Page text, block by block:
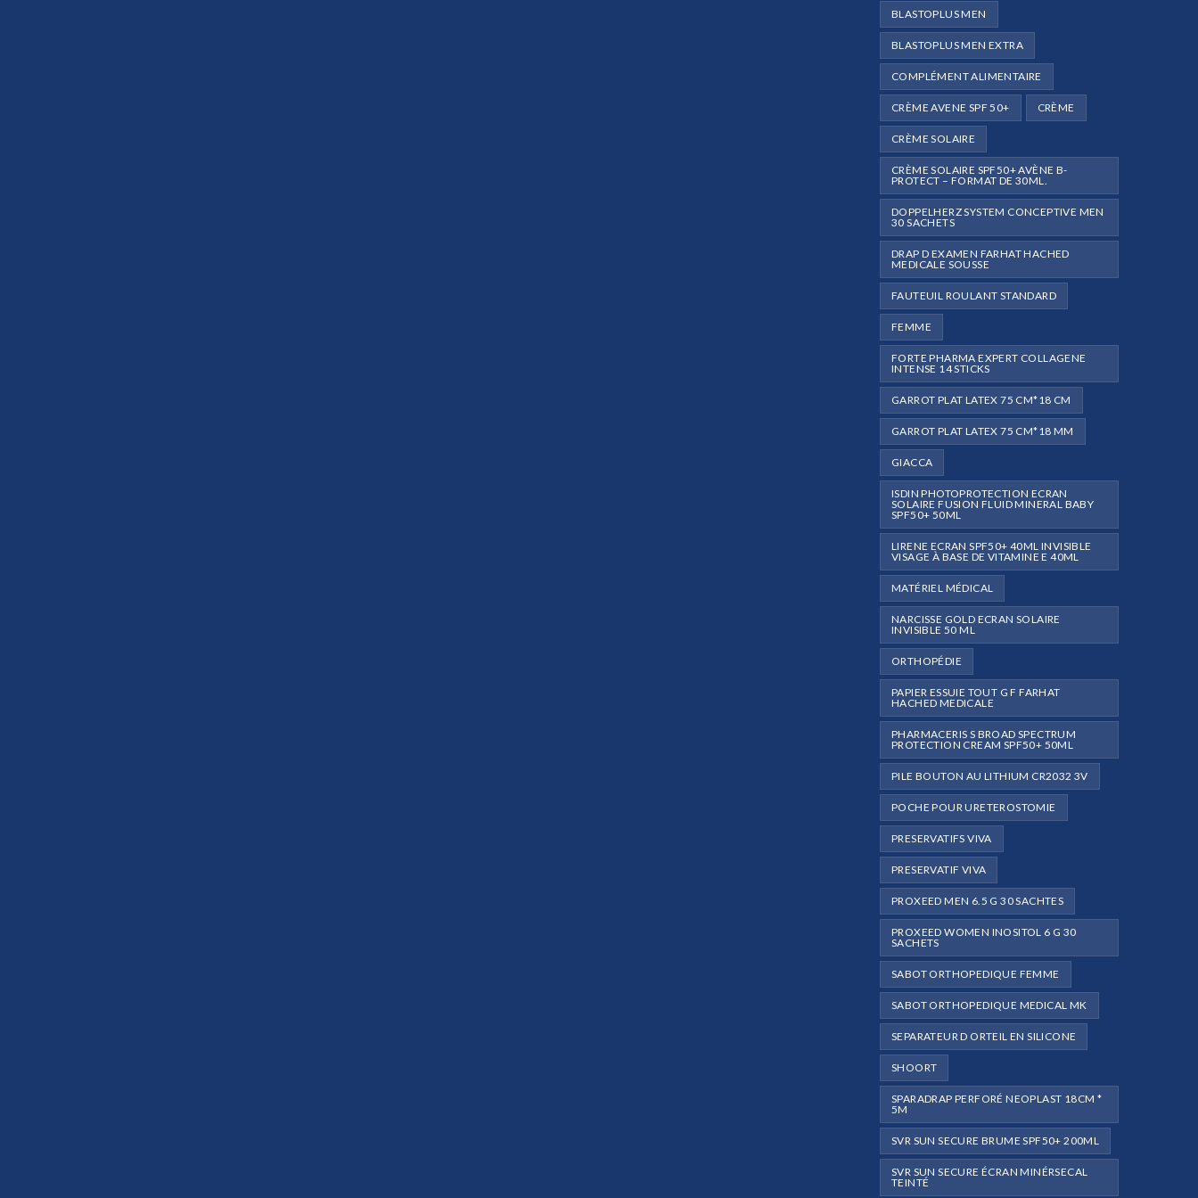
BLASTOPLUS MEN
BLASTOPLUS MEN EXTRA
COMPLÉMENT ALIMENTAIRE
CRÈME AVENE SPF 50+ CRÈME
CRÈME SOLAIRE
CRÈME SOLAIRE SPF50+ AVÈNE B-
PROTECT – FORMAT DE 30ML.
DOPPELHERZ SYSTEM CONCEPTIVE MEN
30 SACHETS
DRAP D EXAMEN FARHAT HACHED
MEDICALE SOUSSE
FAUTEUIL ROULANT STANDARD
FEMME
FORTE PHARMA EXPERT COLLAGENE
INTENSE 14 STICKS
GARROT PLAT LATEX 75 CM*18 CM
GARROT PLAT LATEX 75 CM*18 MM
GIACCA
ISDIN PHOTOPROTECTION ECRAN
SOLAIRE FUSION FLUID MINERAL BABY
SPF50+ 50ML
LIRENE ECRAN SPF50+ 40ML INVISIBLE
VISAGE À BASE DE VITAMINE E 40ML
MATÉRIEL MÉDICAL
NARCISSE GOLD ECRAN SOLAIRE
INVISIBLE 50 ML
ORTHOPÉDIE
PAPIER ESSUIE TOUT G F FARHAT
HACHED MEDICALE
PHARMACERIS S BROAD SPECTRUM
PROTECTION CREAM SPF50+ 50ML
PILE BOUTON AU LITHIUM CR2032 3V
POCHE POUR URETEROSTOMIE
PRESERVATIFS VIVA
PRESERVATIF VIVA
PROXEED MEN 6.5 G 30 SACHTES
PROXEED WOMEN INOSITOL 6 G 30
SACHETS
SABOT ORTHOPEDIQUE FEMME
SABOT ORTHOPEDIQUE MEDICAL MK
SEPARATEUR D ORTEIL EN SILICONE
SHOORT
SPARADRAP PERFORÉ NEOPLAST 18CM *
5M
SVR SUN SECURE BRUME SPF50+ 200ML
SVR SUN SECURE ÉCRAN MINÉRSECAL
TEINTÉ